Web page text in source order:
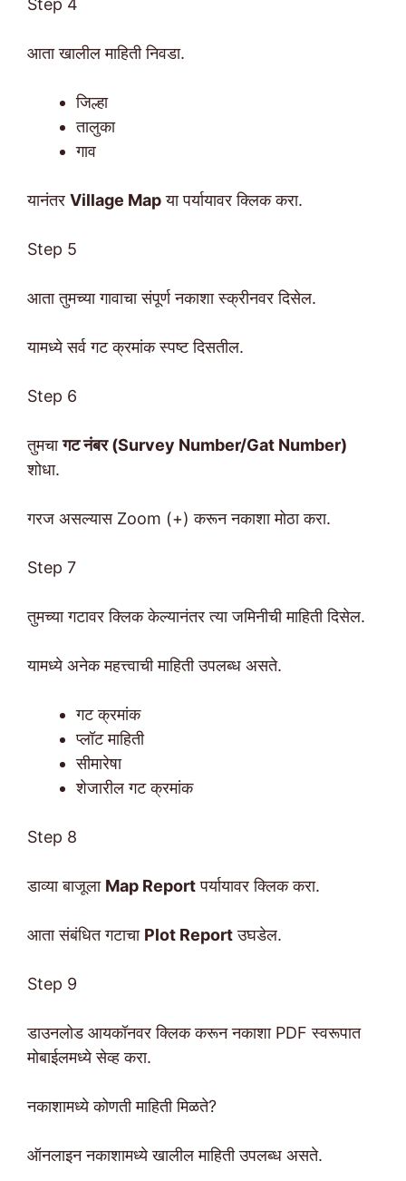
Step 4
आता खालील माहिती निवडा.
जिल्हा
तालुका
गाव
यानंतर Village Mapया पर्यायावर क्लिक करा.
Step 5
आता तुमच्या गावाचा संपूर्ण नकाशा स्क्रीनवर दिसेल.
यामध्ये सर्व गट क्रमांक स्पष्ट दिसतील.
Step 6
तुमचागट नंबर (Survey Number/Gat Number)
शोधा.
गरज असल्यास Zoom (+) करून नकाशा मोठा करा.
Step 7
तुमच्या गटावर क्लिक केल्यानंतर त्या जमिनीची माहिती दिसेल.
यामध्ये अनेक महत्त्वाची माहिती उपलब्ध असते.
गट क्रमांक
प्लॉट माहिती
सीमारेषा
शेजारील गट क्रमांक
Step 8
डाव्या बाजूला Map Reportपर्यायावर क्लिक करा.
आता संबंधित गटाचा Plot Reportउघडेल.
Step 9
डाउनलोड आयकॉनवर क्लिक करून नकाशा PDF स्वरूपात
मोबाईलमध्ये सेव्ह करा.
नकाशामध्ये कोणती माहिती मिळते?
ऑनलाइन नकाशामध्ये खालील माहिती उपलब्ध असते.